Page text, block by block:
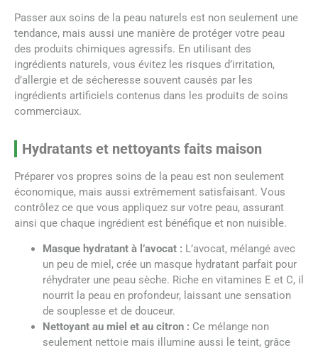
Passer aux soins de la peau naturels est non seulement une
tendance, mais aussi une manière de protéger votre peau
des produits chimiques agressifs. En utilisant des
ingrédients naturels, vous évitez les risques d’irritation,
d’allergie et de sécheresse souvent causés par les
ingrédients artificiels contenus dans les produits de soins
commerciaux.
Hydratants et nettoyants faits maison
Préparer vos propres soins de la peau est non seulement
économique, mais aussi extrêmement satisfaisant. Vous
contrôlez ce que vous appliquez sur votre peau, assurant
ainsi que chaque ingrédient est bénéfique et non nuisible.
Masque hydratant à l’avocat : L’avocat, mélangé avec
un peu de miel, crée un masque hydratant parfait pour
réhydrater une peau sèche. Riche en vitamines E et C, il
nourrit la peau en profondeur, laissant une sensation
de souplesse et de douceur.
Nettoyant au miel et au citron : Ce mélange non
seulement nettoie mais illumine aussi le teint, grâce